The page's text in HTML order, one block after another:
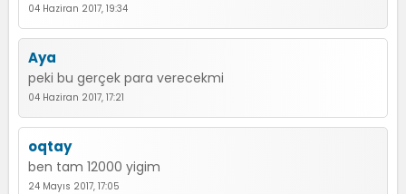
04 Haziran 2017, 19:34
Aya
peki bu gerçek para verecekmi
04 Haziran 2017, 17:21
oqtay
ben tam 12000 yigim
24 Mayıs 2017, 17:05